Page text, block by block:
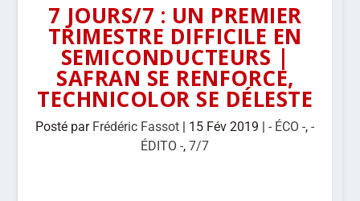
7 JOURS/7 : UN PREMIER
TRIMESTRE DIFFICILE EN
SEMICONDUCTEURS |
SAFRAN SE RENFORCE,
TECHNICOLOR SE DÉLESTE
Posté par Frédéric Fassot | 15 Fév 2019 |- ÉCO -,-
ÉDITO -,7/7